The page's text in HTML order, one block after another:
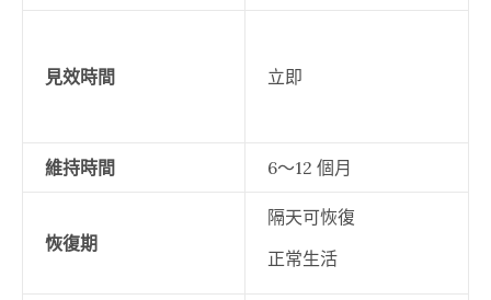
見效時間 立即
維持時間 6～12 個月
恢復期
隔天可恢復
正常生活